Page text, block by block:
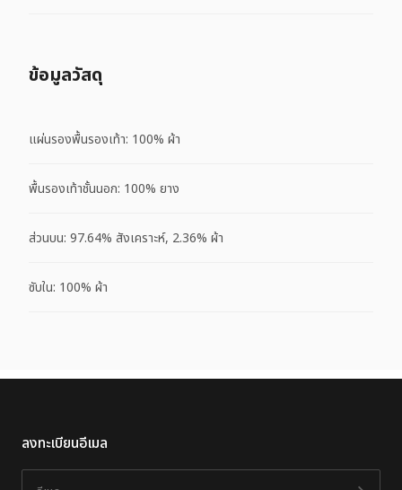
ข้อมูลวัสดุ
แผ่นรองพื้นรองเท้า: 100% ผ้า
พื้นรองเท้าชั้นนอก: 100% ยาง
ส่วนบน: 97.64% สังเคราะห์, 2.36% ผ้า
ซับใน: 100% ผ้า
ลงทะเบียนอีเมล